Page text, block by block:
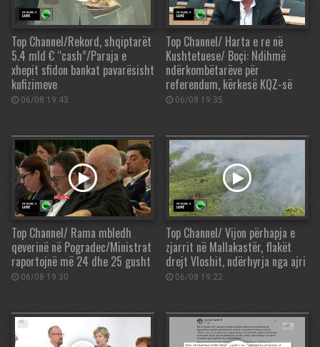
Top Channel/Rekord, shqiptarët
5.4 mld € “cash”/Paraja e
xhepit sfidon bankat pavarësisht
kufizimeve
06/08 19:43
Top Channel/ Harta e re në
Kushtetuese/ Boçi: Ndihmë
ndërkombëtarëve për
referendum, kërkesë KQZ-së
06/08 19:35
Top Channel/ Rama mbledh
qeverinë në Pogradec/Ministrat
raportojnë më 24 dhe 25 gusht
06/08 19:30
Top Channel/ Vijon përhapja e
zjarrit në Mallakastër, flakët
drejt Vloshit, ndërhyrja nga ajri
06/08 19:22